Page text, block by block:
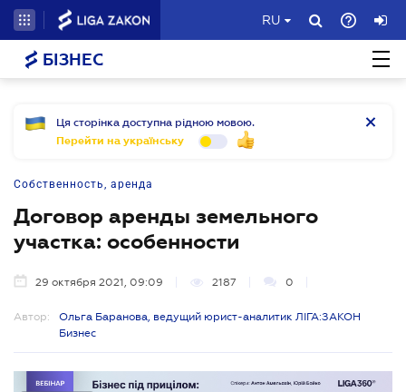
RU
БІЗНЕС
Ця сторінка доступна рідною мовою.
Перейти на українську
Собственность, аренда
Договор аренды земельного
участка: особенности
29 октября 2021, 09:09 2187 0
Автор:
Ольга Баранова, ведущий юрист-аналитик ЛІГА:ЗАКОН
Бизнес